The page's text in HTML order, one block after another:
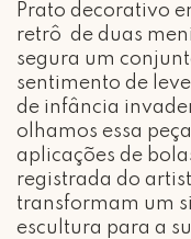
Prato decorativo
retrô de duas
segura um
sentimento de
de infância
olhamos essa
aplicações de
registrada do
transformam um
escultura para a